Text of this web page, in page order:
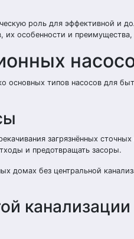
роль для эффективной и
их особенности и
основных типов насосов для
загрязнённых
и предотвращать засоры.
домах без центральной